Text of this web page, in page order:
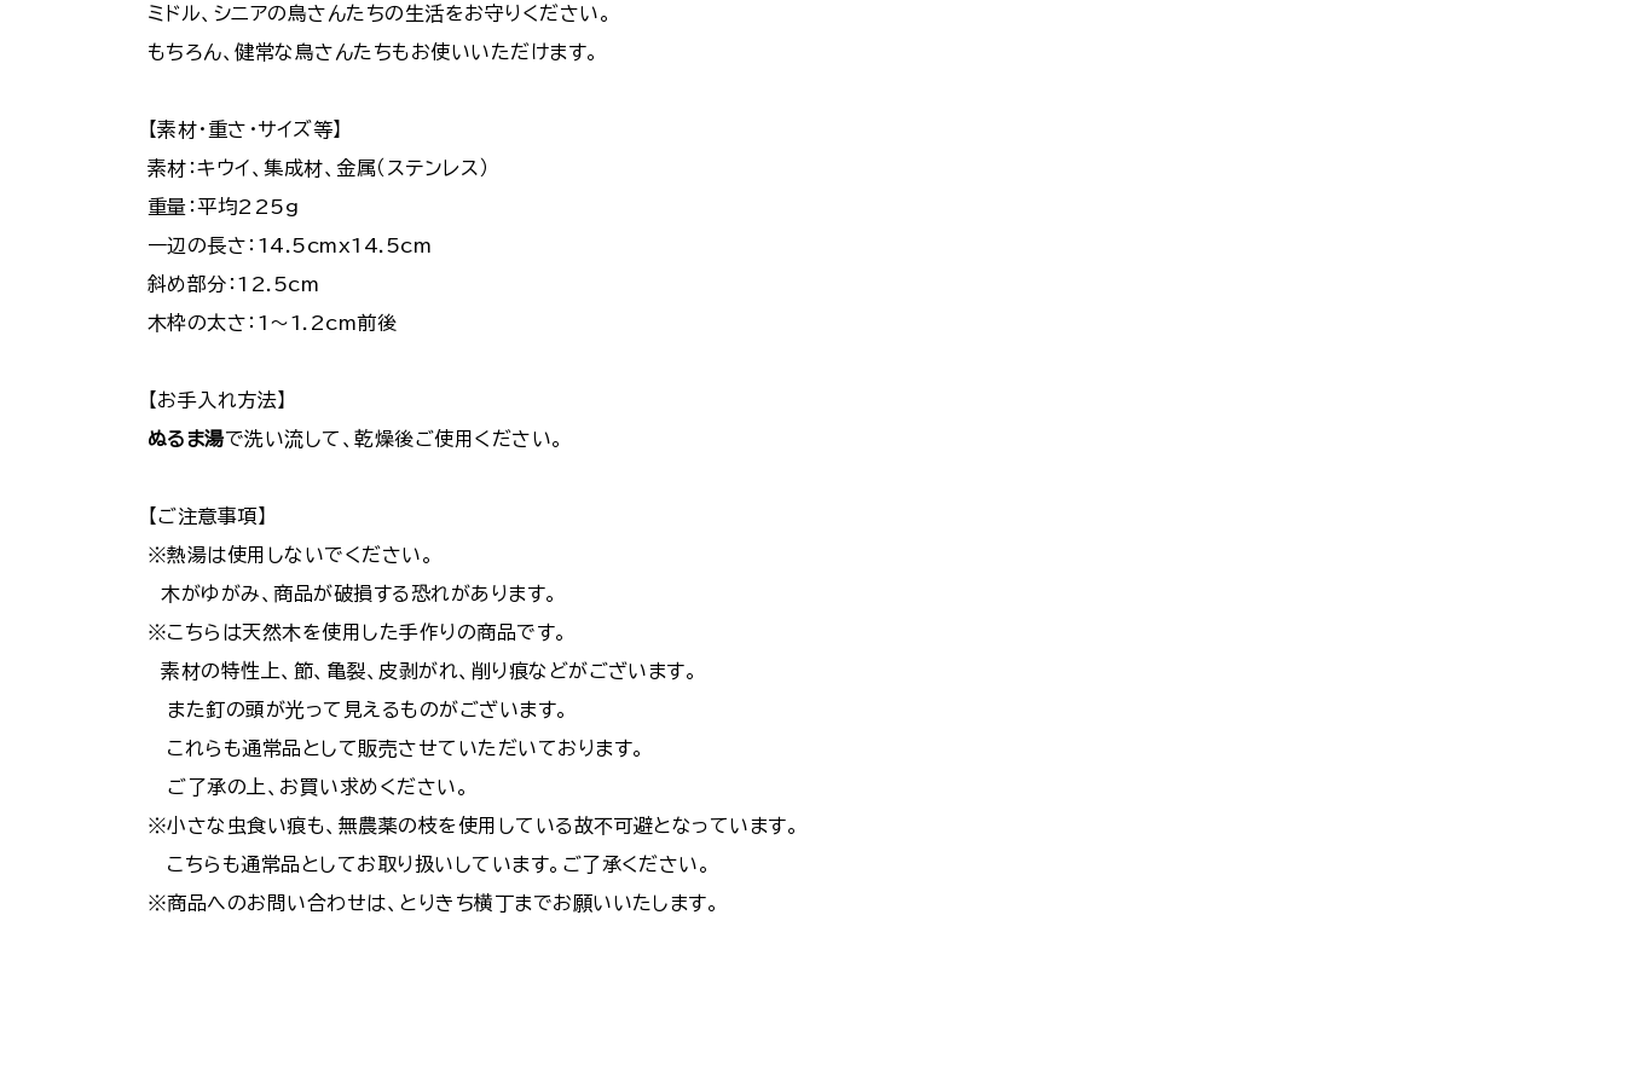
ミドル、シニアの鳥さんたちの生活をお守りください。
もちろん、健常な鳥さんたちもお使いいただけます。
【素材・重さ・サイズ等】
素材：キウイ、集成材、金属（ステンレス）
重量：平均225g
一辺の長さ：14.5cmx14.5cm
斜め部分：12.5cm
木枠の太さ：1～1.2cm前後
【お手入れ方法】
ぬるま湯で洗い流して、乾燥後ご使用ください。
【ご注意事項】
※熱湯は使用しないでください。
木がゆがみ、商品が破損する恐れがあります。
※こちらは天然木を使用した手作りの商品です。
素材の特性上、節、亀裂、皮剥がれ、削り痕などがございます。
また釘の頭が光って見えるものがございます。
これらも通常品として販売させていただいております。
ご了承の上、お買い求めください。
※小さな虫食い痕も、無農薬の枝を使用している故不可避となっています。
こちらも通常品としてお取り扱いしています。ご了承ください。
※商品へのお問い合わせは、とりきち横丁までお願いいたします。